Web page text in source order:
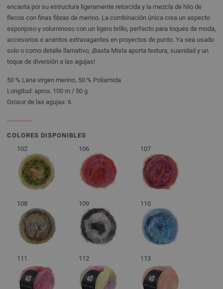
encanta por su estructura ligeramente retorcida y la mezcla de hilo de
flecos con finas fibras de merino. La combinación única crea un aspecto
esponjoso y voluminoso con un ligero brillo, perfecto para toques de moda,
accesorios o acentos extravagantes en proyectos de punto. Ya sea usado
solo o como detalle llamativo, ¡Basta Mista aporta textura, suavidad y un
toque de diversión a las agujas!
50 % Lana virgen merino, 50 % Poliamida
Longitud: aprox. 100 m / 50 g
Grosor de las agujas: 6
COLORES DISPONIBLES
102
106 107
108 109 110
111 112 113